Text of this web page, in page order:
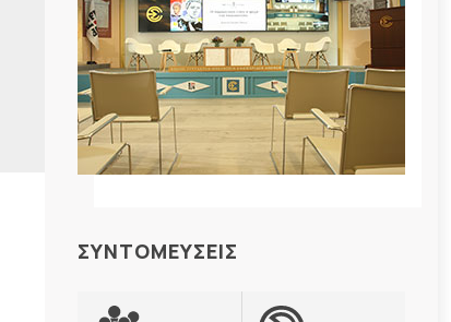
ΣΥΝΤΟΜΕΥΣΕΙΣ